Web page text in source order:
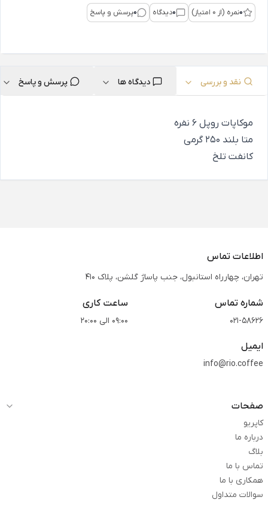
0نمره (از 0 امتیاز) 0دیدگاه 0پرسش و پاسخ
نقد و بررسی دیدگاه ها پرسش و پاسخ
موکاپات روپل 6 نفره
متا بلند 250 گرمی
کانفت تلخ
اطلاعات تماس
تهران، چهارراه استانبول، جنب پاساژ گلشن، پلاک 410
شماره تماس
021-58626
ساعت کاری
09:00 الی 20:00
ایمیل
info@rio.coffee
صفحات
کاپریو
درباره ما
بلاگ
تماس با ما
همکاری با ما
سوالات متداول